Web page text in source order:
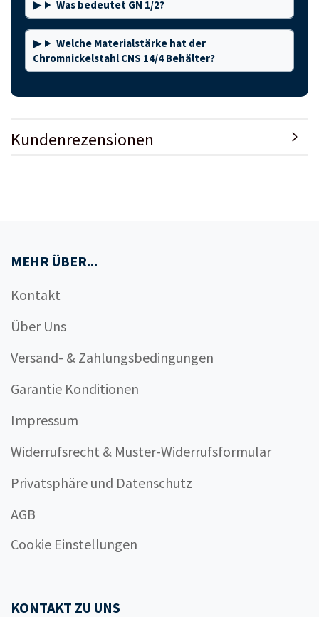
Was bedeutet GN 1/2?
Welche Materialstärke hat der
Chromnickelstahl CNS 14/4 Behälter?
Kundenrezensionen
MEHR ÜBER...
Kontakt
Über Uns
Versand- & Zahlungsbedingungen
Garantie Konditionen
Impressum
Widerrufsrecht & Muster-Widerrufsformular
Privatsphäre und Datenschutz
AGB
Cookie Einstellungen
KONTAKT ZU UNS